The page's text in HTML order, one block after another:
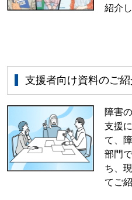
紹介
支援者向け資料のご紹
障害
支援
て、
部門
ち、
てご